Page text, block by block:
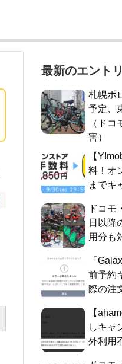
最新のエントリ
札幌ポ
予定、
（ド
害）
【
料！オ
までキ
ドコモ
日以降
用分も
「
前予約
際の注
【
しキャ
外利用